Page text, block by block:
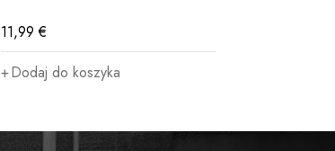
11,99€
Dodaj do koszyka